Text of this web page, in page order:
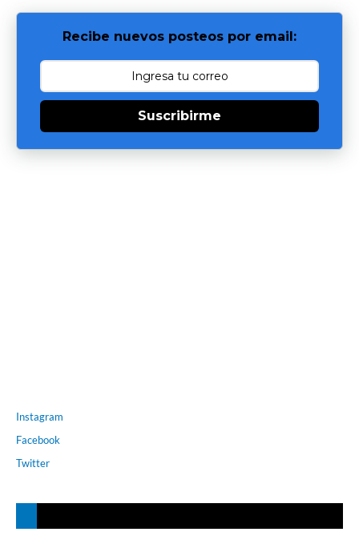
Recibe nuevos posteos por email:
Suscribirme
Instagram
Facebook
Twitter